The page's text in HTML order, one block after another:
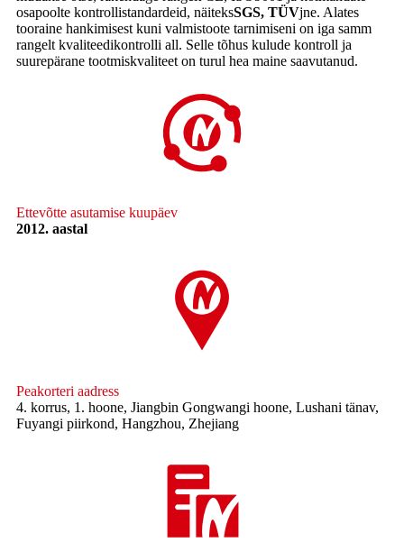
osapoolte kontrollistandardeid, näiteksSGS, TÜVjne. Alates
tooraine hankimisest kuni valmistoote tarnimiseni on iga samm
rangelt kvaliteedikontrolli all. Selle tõhus kulude kontroll ja
suurepärane tootmiskvaliteet on turul hea maine saavutanud.
Ettevõtte asutamise kuupäev
2012. aastal
Peakorteri aadress
4. korrus, 1. hoone, Jiangbin Gongwangi hoone, Lushani tänav,
Fuyangi piirkond, Hangzhou, Zhejiang